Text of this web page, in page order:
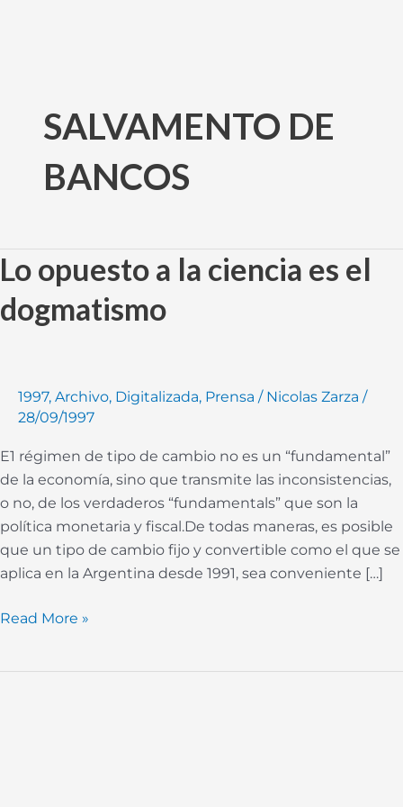
contenidoSALVAMENTO DE
BANCOS
Lo opuesto a la ciencia es el
dogmatismo
1997, Archivo, Digitalizada, Prensa / Nicolas Zarza /
28/09/1997
E1 régimen de tipo de cambio no es un “fundamental”
de la economía, sino que transmite las inconsistencias,
o no, de los verdaderos “fundamentals” que son la
política monetaria y fiscal.De todas maneras, es posible
que un tipo de cambio fijo y convertible como el que se
aplica en la Argentina desde 1991, sea conveniente […]
Lo
opuesto
a
dogmatismo
Read More »